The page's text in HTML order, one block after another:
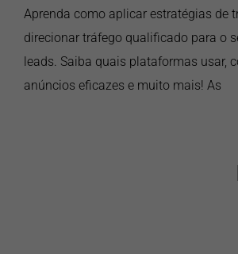
Aprenda como aplicar estratégias de
direcionar tráfego qualificado para o
leads. Saiba quais plataformas usar,
anúncios eficazes e muito mais! As